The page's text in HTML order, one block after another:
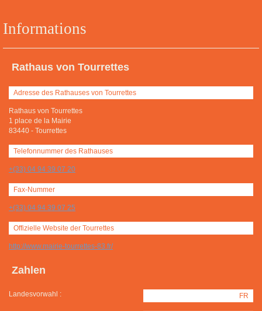
Informations
Rathaus von Tourrettes
Adresse des Rathauses von Tourrettes
Rathaus von Tourrettes
1 place de la Mairie
83440 - Tourrettes
Telefonnummer des Rathauses
+(33) 04 94 39 07 20
Fax-Nummer
+(33) 04 94 39 07 25
Offizielle Website der Tourrettes
http://www.mairie-tourrettes-83.fr/
Zahlen
Landesvorwahl : FR